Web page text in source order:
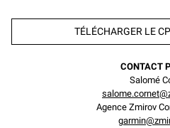
TÉLÉCHARGER LE
CONTACT
Salomé
Agence Zmirov